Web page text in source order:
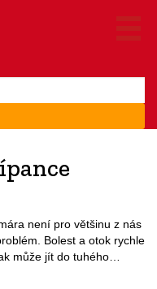
není pro většinu z nás
Bolest a otok rychle
může jít do tuhého…